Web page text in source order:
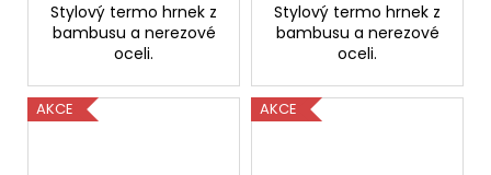
Stylový termo hrnek z
bambusu a nerezové
oceli.
Stylový termo hrnek z
bambusu a nerezové
oceli.
AKCE AKCE